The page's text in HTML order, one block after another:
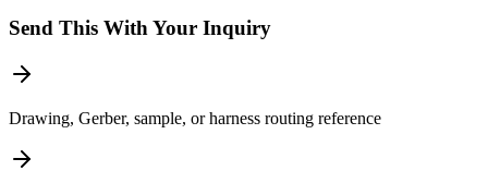
Send This With Your Inquiry
Drawing, Gerber, sample, or harness routing reference